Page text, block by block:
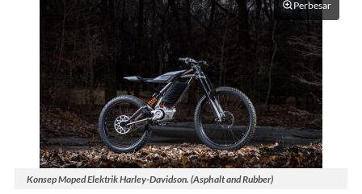
Perbesar
Konsep Moped Elektrik Harley-Davidson. (Asphalt and Rubber)